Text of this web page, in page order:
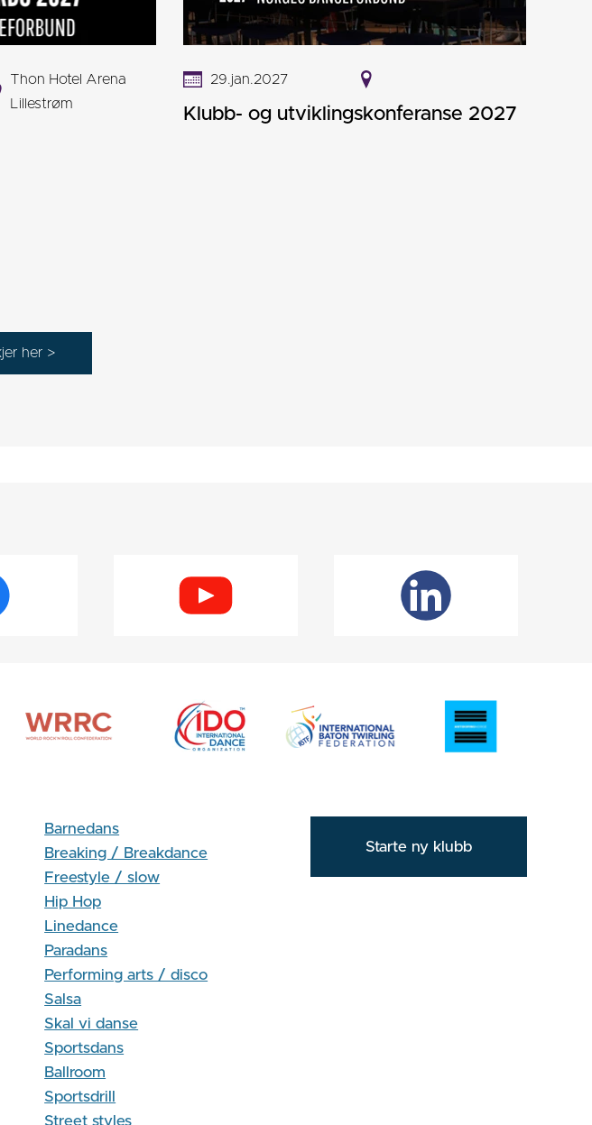
Thon Hotel Arena
Lillestrøm
29.jan.2027
Klubb- og utviklingskonferanse 2027
Barnedans
Breaking / Breakdance
Freestyle / slow
Hip Hop
Linedance
Paradans
Performing arts / disco
Salsa
Skal vi danse
Sportsdans
Ballroom
Sportsdrill
Street styles
Starte ny klubb